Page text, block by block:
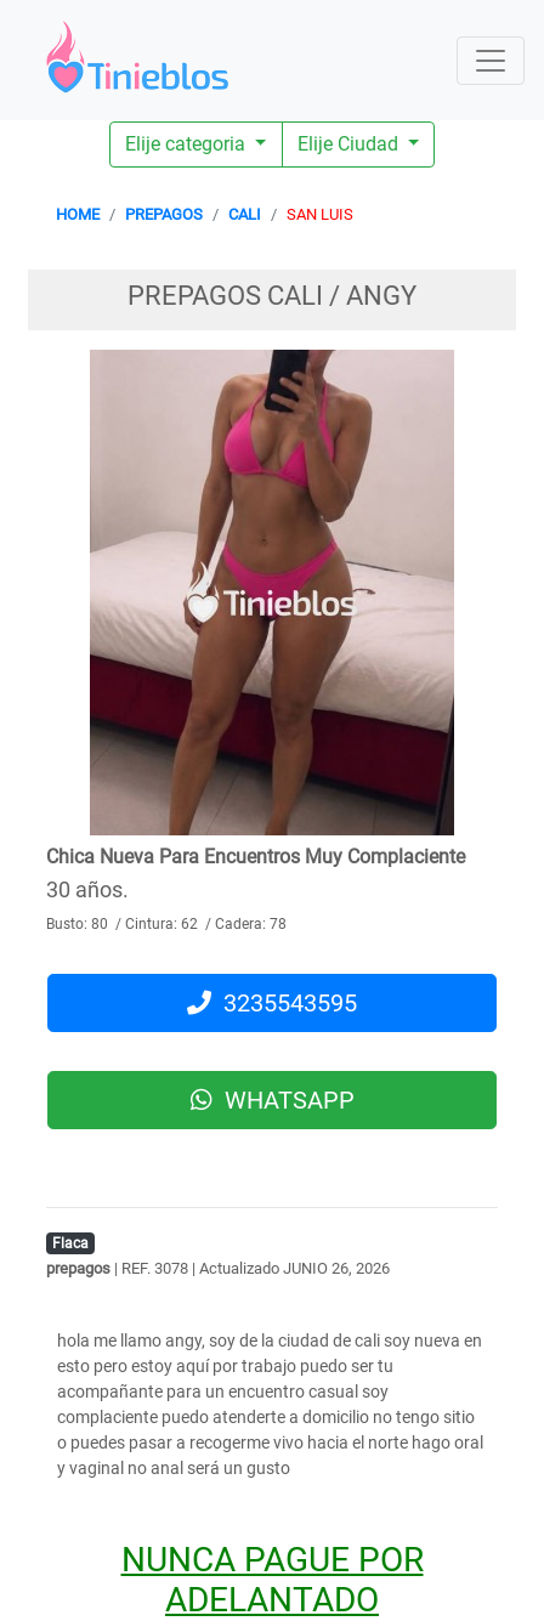
Elije categoria Elije Ciudad
HOME PREPAGOS CALI SAN LUIS
PREPAGOS CALI / ANGY
Chica Nueva Para Encuentros Muy Complaciente
30 años.
Busto: 80 / Cintura: 62 / Cadera: 78
3235543595
WHATSAPP
Flaca
prepagos | REF. 3078 | Actualizado JUNIO 26, 2026
hola me llamo angy, soy de la ciudad de cali soy nueva en
esto pero estoy aquí por trabajo puedo ser tu
acompañante para un encuentro casual soy
complaciente puedo atenderte a domicilio no tengo sitio
o puedes pasar a recogerme vivo hacia el norte hago oral
y vaginal no anal será un gusto
NUNCA PAGUE POR
ADELANTADO